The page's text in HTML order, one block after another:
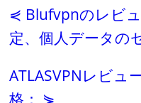
⋞ Blufvpnのレビ
定、個人データの
ATLASVPNレビュ
格： ⋟